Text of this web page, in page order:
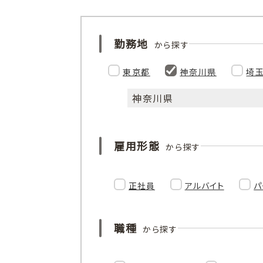
勤務地 から探す
東京都 神奈川県 埼
神奈川県
雇用形態 から探す
正社員 アルバイト
職種 から探す